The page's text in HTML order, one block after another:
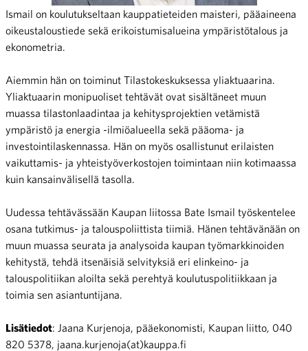
Ismail on koulutukseltaan kauppatieteiden maisteri, pääaineena
oikeustaloustiede sekä erikoistumisalueina ympäristötalous ja
ekonometria.
Aiemmin hän on toiminut Tilastokeskuksessa yliaktuaarina.
Yliaktuaarin monipuoliset tehtävät ovat sisältäneet muun
muassa tilastonlaadintaa ja kehitysprojektien vetämistä
ympäristö ja energia -ilmiöalueella sekä pääoma- ja
investointilaskennassa. Hän on myös osallistunut erilaisten
vaikuttamis- ja yhteistyöverkostojen toimintaan niin kotimaassa
kuin kansainvälisellä tasolla.
Uudessa tehtävässään Kaupan liitossa Bate Ismail työskentelee
osana tutkimus- ja talouspoliittista tiimiä. Hänen tehtävänään on
muun muassa seurata ja analysoida kaupan työmarkkinoiden
kehitystä, tehdä itsenäisiä selvityksiä eri elinkeino- ja
talouspolitiikan aloilta sekä perehtyä koulutuspolitiikkaan ja
toimia sen asiantuntijana.
Lisätiedot: Jaana Kurjenoja, pääekonomisti, Kaupan liitto, 040
820 5378, jaana.kurjenoja(at)kauppa.fi